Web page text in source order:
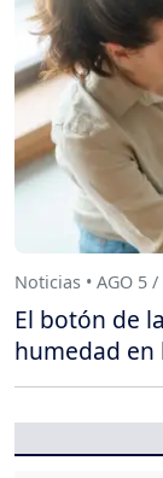
Noticias • AGO 5 /
El botón de
humedad en